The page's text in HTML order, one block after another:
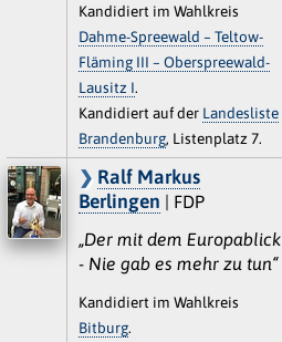
Kandidiert im Wahlkreis
Dahme-Spreewald – Teltow-
Fläming III – Oberspreewald-
Lausitz I.
Kandidiert auf der Landesliste
Brandenburg, Listenplatz 7.
Ralf Markus
Berlingen | FDP
„Der mit dem Europablick
- Nie gab es mehr zu tun“
Kandidiert im Wahlkreis
Bitburg.